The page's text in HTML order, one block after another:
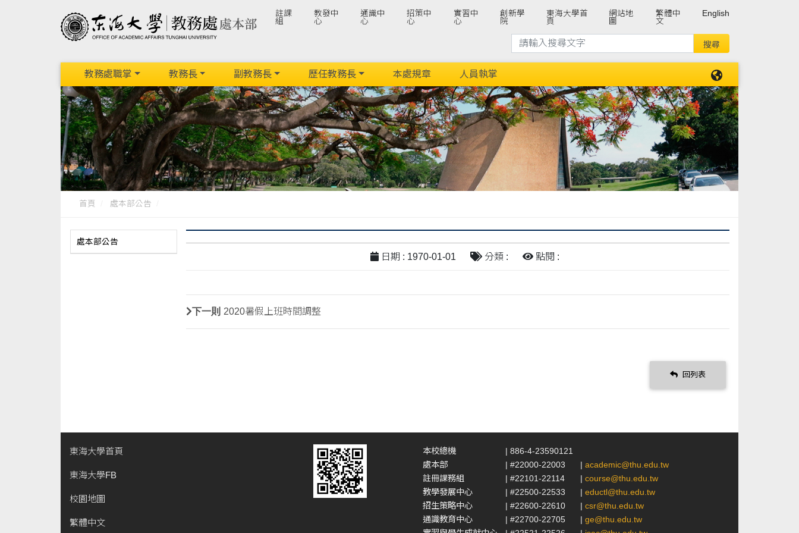
註課
組
教發中
心
通識中
心
招策中
心
實習中
心
創新學
院
東海大學首
頁
網站地
圖
繁體中
文
English
教務處職掌 教務長 副教務長 歷任教務長 本處規章 人員執掌
首頁 處本部公告
處本部公告
日期 : 1970-01-01 分類 : 點閱 :
下一則 2020暑假上班時間調整
回列表
東海大學首頁
東海大學FB
校園地圖
繁體中文
本校總機
| 886-4-23590121
處本部
| #22000-22003 | academic@thu.edu.tw
註冊課務組
| #22101-22114 | course@thu.edu.tw
教學發展中心
| #22500-22533 | eductl@thu.edu.tw
招生策略中心
| #22600-22610 | csr@thu.edu.tw
通識教育中心
| #22700-22705 | ge@thu.edu.tw